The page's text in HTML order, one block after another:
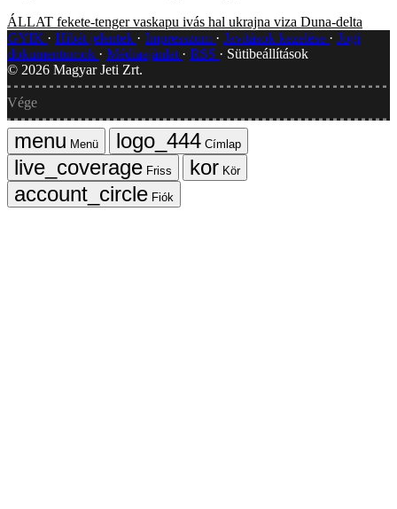
ÁLLAT fekete-tenger vaskapu ivás hal ukrajna viza Duna-delta
GYIK
Hibát jelentek Impresszum Javítások kezelése
Jogi
dokumentumok
Médiaajánlat RSS
Sütibeállítások
© 2026 Magyar Jeti Zrt.
Vége
Menü
Címlap
Friss
Kör
Fiók